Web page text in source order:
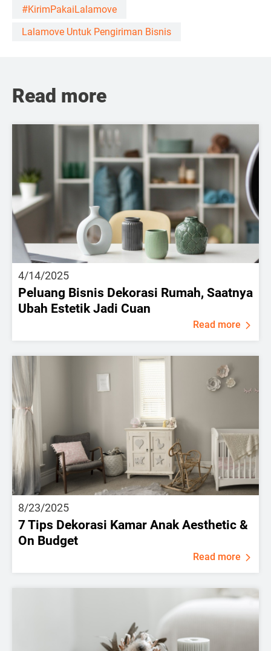
#KirimPakaiLalamove
Lalamove Untuk Pengiriman Bisnis
Read more
4/14/2025
Peluang Bisnis Dekorasi Rumah, Saatnya
Ubah Estetik Jadi Cuan
Read more
8/23/2025
7 Tips Dekorasi Kamar Anak Aesthetic &
On Budget
Read more